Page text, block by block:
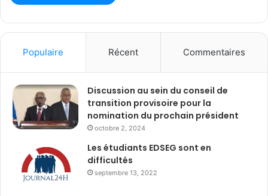
Populaire Récent Commentaires
Discussion au sein du conseil de
transition provisoire pour la
nomination du prochain président
octobre 2, 2024
Les étudiants EDSEG sont en
difficultés
septembre 13, 2022